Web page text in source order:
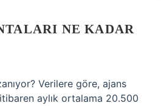
NE KADAR
Verilere göre, ajans
itibaren aylık ortalama 20.500